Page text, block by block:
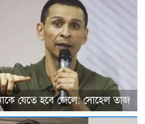
যেতে হবে জেলে: সোহেল তাজ